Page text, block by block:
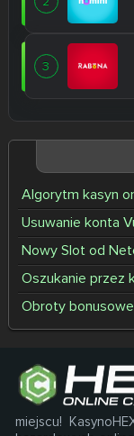
3
Algorytm kasyn
Usuwanie konta
Nowy Slot od
Oszukanie przez
Obroty
miejscu!